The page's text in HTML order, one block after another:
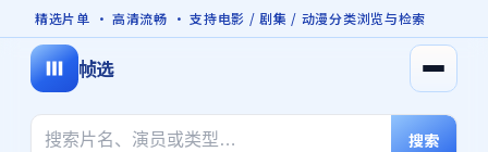
精选片单 · 高清流畅 · 支持电影 / 剧集 / 动漫分类浏览与检索
帧选 打开
搜索